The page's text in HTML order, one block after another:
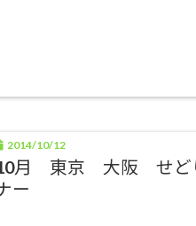
2014/10/12
月 東京 大阪 せど
ー